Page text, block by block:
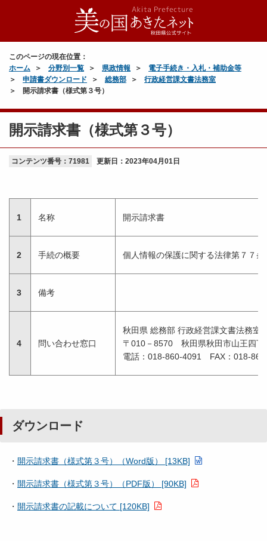
このページの現在位置：
ホーム
分野別一覧 県政情報
電子手続き・入札・補助金等
申請書ダウンロード
総務部
行政経営課文書法務室
開示請求書（様式第３号）
開示請求書（様式第３号）
コンテンツ番号：71981 更新日： 2023年04月01日
1 名称 開示請求書
2 手続の概要 個人情報の保護に関する法律第７７
3 備考
4 問い合わせ窓口
秋田県 総務部 行政経営課文書法務室
〒010－8570 秋田県秋田市山王四丁
電話：018-860-4091 FAX：018-
ダウンロード
・ 開示請求書（様式第３号）（Word版） [13KB]
・ 開示請求書（様式第３号）（PDF版） [90KB]
・ 開示請求書の記載について [120KB]